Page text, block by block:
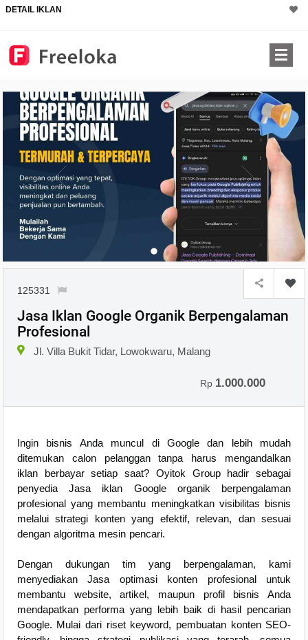
DETAIL IKLAN
125331
Jasa Iklan Google Organik Berpengalaman
Profesional
Jl. Villa Bukit Tidar, Lowokwaru, Malang
Rp 1.000.000
Ingin bisnis Anda muncul di Google dan lebih mudah
ditemukan calon pelanggan tanpa harus mengandalkan
iklan berbayar setiap saat? Oyitok Group hadir sebagai
penyedia Jasa iklan Google organik berpengalaman
profesional yang membantu meningkatkan visibilitas bisnis
melalui strategi konten yang efektif, relevan, dan sesuai
dengan algoritma mesin pencari.
Dengan dukungan tim yang berpengalaman, kami
menyediakan Jasa optimasi konten profesional untuk
membantu website, artikel, maupun profil bisnis Anda
mendapatkan performa yang lebih baik di hasil pencarian
Google. Mulai dari riset keyword, pembuatan konten SEO-